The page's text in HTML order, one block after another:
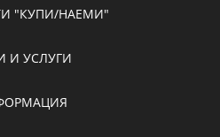
"КУПИ/НАЕМИ"
И УСЛУГИ